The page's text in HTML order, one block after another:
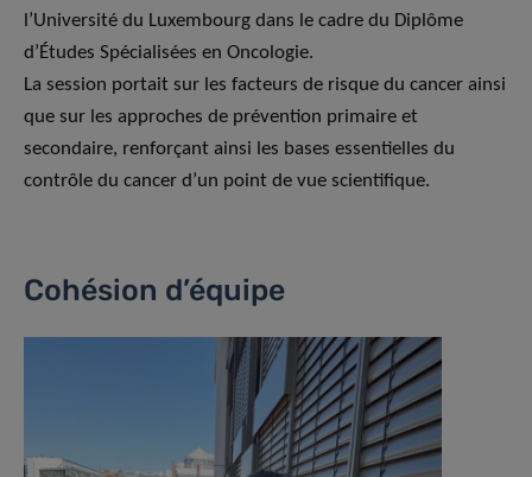
l’Université du Luxembourg dans le cadre du Diplôme
d’Études Spécialisées en Oncologie.
La session portait sur les facteurs de risque du cancer ainsi
que sur les approches de prévention primaire et
secondaire, renforçant ainsi les bases essentielles du
contrôle du cancer d’un point de vue scientifique.
Cohésion d’équipe